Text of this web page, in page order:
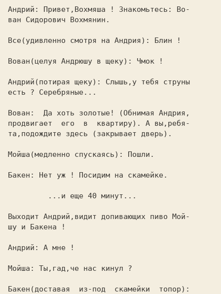
Андрий: Привет,Вохмяша ! Знакомьтесь: Во-
ван Сидорович Вохмянин.
Все(удивленно смотря на Андрия): Блин !
Вован(целуя Андрюшу в щеку): Чмок !
есть ? Серебряные...
Вован:  Да хоть золотые! (Обнимая Андрия,
продвигает  его  в  квартиру). А вы,ребя-
та,подождите здесь (закрывает дверь).
Мойша(медленно спускаясь): Пошли.
Бакен: Нет уж ! Посидим на скамейке.
         ...и еще 40 минут...
Выходит Андрий,видит допивающих пиво Мой-
шу и Бакена !
Андрий: А мне !
Мойша: Ты,гад,че нас кинул ?
Бакен(доставая  из-под  скамейки  топор):